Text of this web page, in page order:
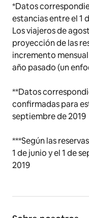
*Datos
estancias entre el 1
Los viajeros de
proyección de las
incremento
año pasado (un
**Datos
confirmadas para
septiembre de 2019
***Según las
1 de junio y el 1 de
2019